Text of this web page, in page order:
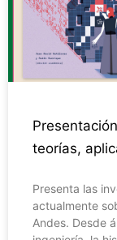
teorías,
Presenta las
actualmente
Andes. Desde